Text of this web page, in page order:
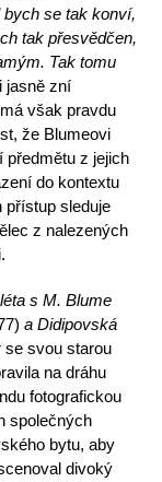
bych se tak konví,
tak přesvědčen,
Tak tomu
jasně zní
však pravdu
že Blumeovi
předmětu z jejich
do kontextu
pří­stup sleduje
z nalezených
s M. Blume
a Didipovská
se svou starou
na dráhu
fotografickou
společných
bytu, aby
divoký